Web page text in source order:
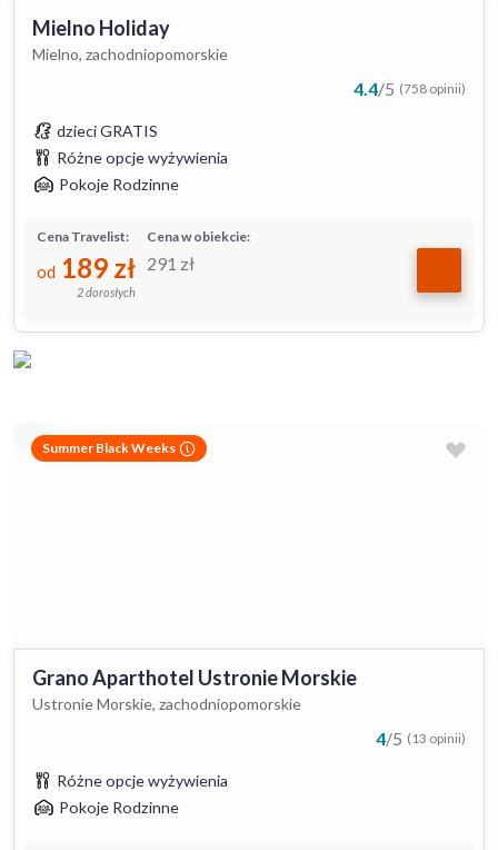
Mielno Holiday
Mielno, zachodniopomorskie
4.4/5 (758 opinii)
dzieci GRATIS
Różne opcje wyżywienia
Pokoje Rodzinne
Cena w obiekcie:
291 zł
Cena Travelist:
od 189 zł
2 dorosłych
Summer Black Weeks
Grano Aparthotel Ustronie Morskie
Ustronie Morskie, zachodniopomorskie
4/5 (13 opinii)
Różne opcje wyżywienia
Pokoje Rodzinne